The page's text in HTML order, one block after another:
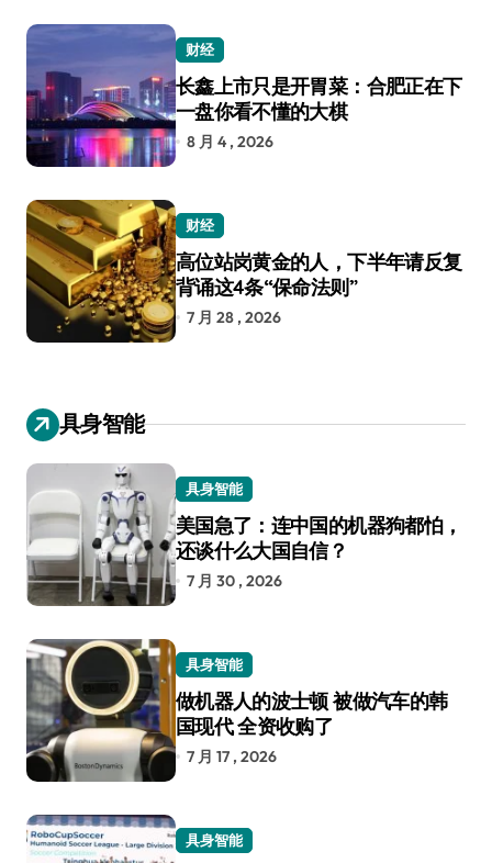
财经
长鑫上市只是开胃菜：合肥正在下
一盘你看不懂的大棋
8 月 4 , 2026
财经
高位站岗黄金的人，下半年请反复
背诵这4条“保命法则”
7 月 28 , 2026
具身智能
具身智能
美国急了：连中国的机器狗都怕，
还谈什么大国自信？
7 月 30 , 2026
具身智能
做机器人的波士顿 被做汽车的韩
国现代 全资收购了
7 月 17 , 2026
具身智能